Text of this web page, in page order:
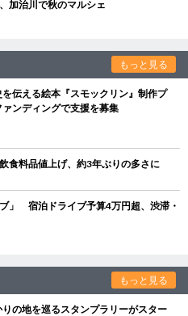
加治川で秋のマルシェ
もっと見る
伝える絵本『スモックリン』制作プ
ンディングで支援を募集
食料品値上げ、約3年ぶりの多さに
」 宿泊ドライブ予算4万円超、渋滞・
もっと見る
の地を巡るスタンプラリーがスター